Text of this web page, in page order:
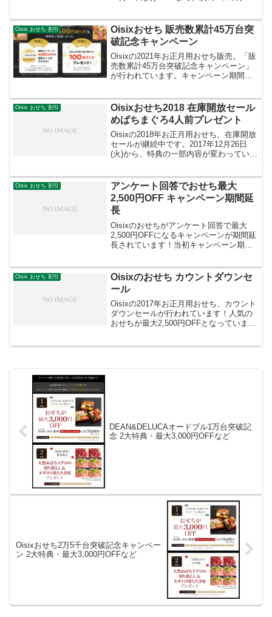
引（一部対象外のおせちあり）...
Oisix おせち 割引
Oisixおせち 販売数累計45万台突
破記念キャンペーン
Oisixの2021年お正月用おせち販売。「販
売数累計45万台突破記念キャンペーン」
が行われています。キャンペーン期間
なアンケート回答で、40...
Oisix おせち 割引
Oisixおせち2018 在庫開放セール
めばちまぐろ4人前プレゼント
Oisixの2018年お正月用おせち、在庫開放
セールが継続中です。2017年12月26日
(火)から、特典の一部内容が変わっている
ばちまぐろ4人前プレゼント（数量限定）
エ...
Oisix おせち 割引
アンケート回答でおせち最大
2,500円OFF キャンペーン期間延
長
Oisixのおせちがアンケート回答で最大
2,500円OFFになるキャンペーンが期間延
長されています！当初キャンペーン期
(月)15:00まで1週間の延...
Oisix おせち 割引
Oisixのおせち カウントダウンセ
ール
Oisixの2017年お正月用おせち、カウント
ダウンセールが行われています！人気の
おせちが最大2,500円OFFとなっていま
DEAN&DELUCAオードブル1万台突破記
念 2大特典・最大3,000円OFFなど
Oisixおせち2万5千台突破記念キャンペー
ン 2大特典・最大3,000円OFFなど